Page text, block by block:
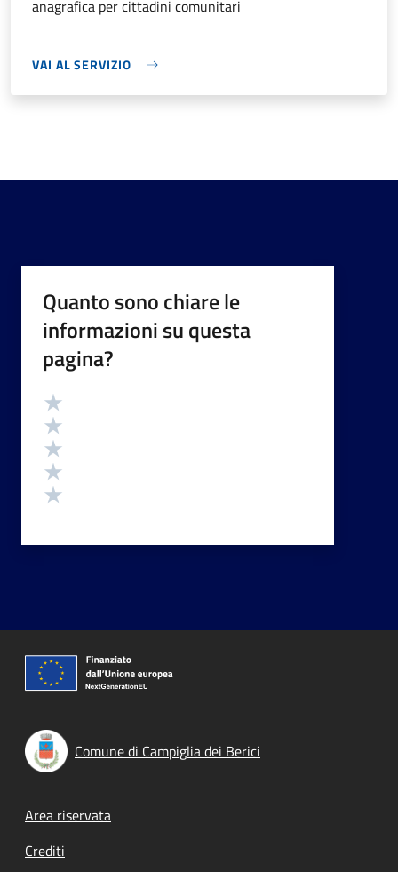
anagrafica per cittadini comunitari
VAI AL SERVIZIO
Quanto sono chiare le
informazioni su questa
pagina?
Valutazione
Comune di Campiglia dei Berici
Footer menu
Area riservata
Crediti